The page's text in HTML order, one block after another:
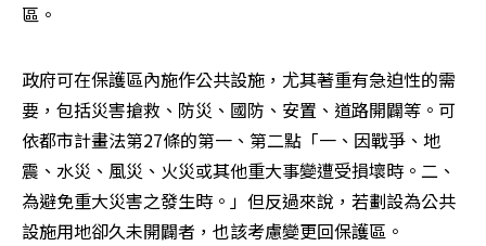
區。
政府可在保護區內施作公共設施，尤其著重有急迫性的需
要，包括災害搶救、防災、國防、安置、道路開闢等。可
依都市計畫法第27條的第一、第二點「一、因戰爭、地
震、水災、風災、火災或其他重大事變遭受損壞時。二、
為避免重大災害之發生時。」但反過來說，若劃設為公共
設施用地卻久未開闢者，也該考慮變更回保護區。